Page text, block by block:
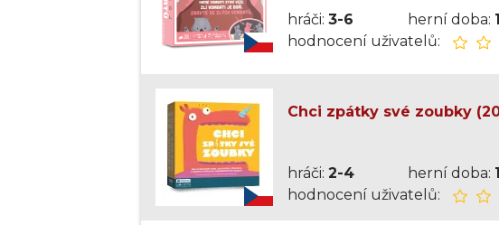
hráči: 3-6 herní doba:
hodnocení uživatelů:
Chci zpátky své zoubky
hráči: 2-4 herní doba:
hodnocení uživatelů: